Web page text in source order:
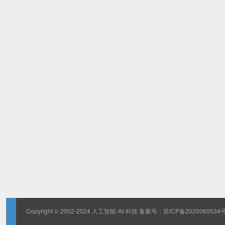
Copyright © 2002-2024 人工智能-AI-科技 备案号： 苏ICP备2020060534